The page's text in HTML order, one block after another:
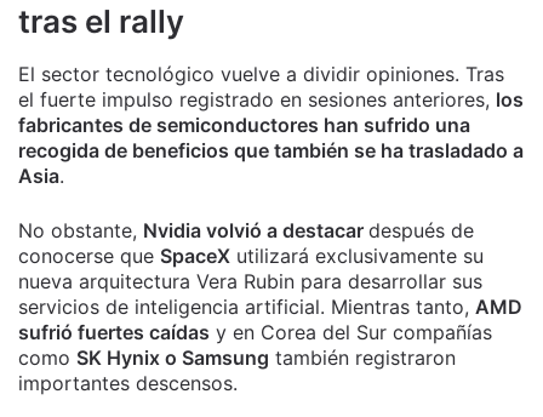
tras el rally
El sector tecnológico vuelve a dividir opiniones. Tras
el fuerte impulso registrado en sesiones anteriores, los
fabricantes de semiconductores han sufrido una
recogida de beneficios que también se ha trasladado a
Asia.
No obstante, Nvidia volvió a destacar después de
conocerse que SpaceX utilizará exclusivamente su
nueva arquitectura Vera Rubin para desarrollar sus
servicios de inteligencia artificial. Mientras tanto, AMD
sufrió fuertes caídas y en Corea del Sur compañías
como SK Hynix o Samsung también registraron
importantes descensos.